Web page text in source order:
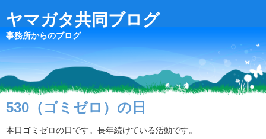
ヤマガタ共同ブログ
事務所からのブログ
530（ゴミゼロ）の日
本日ゴミゼロの日です。長年続けている活動です。